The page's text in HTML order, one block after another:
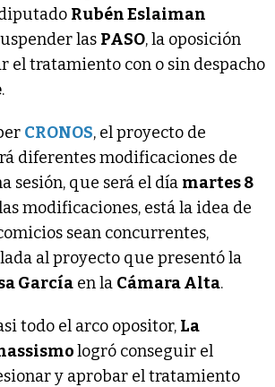
Rubén Eslaiman
las PASO, la oposición
el tratamiento con o sin despacho
.
CRONOS, el proyecto de
diferentes modificaciones de
sesión, que será el día martes 8
modificaciones, está la idea de
sean concurrentes,
al proyecto que presentó la
García en la Cámara Alta.
todo el arco opositor, La
logró conseguir el
y aprobar el tratamiento